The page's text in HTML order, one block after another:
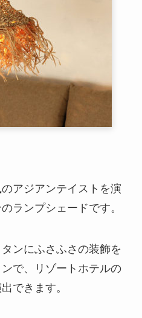
アジアンテイストを演
ランプシェードです。
ンにふさふさの装飾を
で、リゾートホテルの
できます。